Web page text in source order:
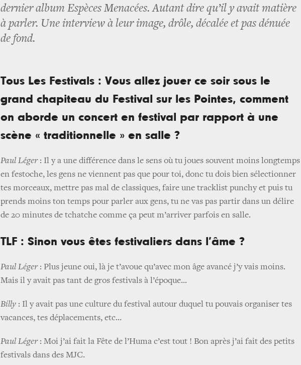
dernier album Espèces Menacées. Autant dire qu’il y avait matière
à parler. Une interview à leur image, drôle, décalée et pas dénuée
de fond.
Tous Les Festivals : Vous allez jouer ce soir sous le
grand chapiteau du Festival sur les Pointes, comment
on aborde un concert en festival par rapport à une
scène « traditionnelle » en salle ?
Paul Léger : Il y a une différence dans le sens où tu joues souvent moins longtemps
en festoche, les gens ne viennent pas que pour toi, donc tu dois bien sélectionner
tes morceaux, mettre pas mal de classiques, faire une tracklist punchy et puis tu
prends moins ton temps pour parler aux gens, tu ne vas pas partir dans un délire
de 20 minutes de tchatche comme ça peut m’arriver parfois en salle.
TLF : Sinon vous êtes festivaliers dans l’âme ?
Paul Léger: Plus jeune oui, là je t’avoue qu’avec mon âge avancé j’y vais moins.
Mais il y avait pas tant de gros festivals à l’époque...
Billy : Il y avait pas une culture du festival autour duquel tu pouvais organiser tes
vacances, tes déplacements, etc…
Paul Léger : Moi j’ai fait la Fête de l’Huma c’est tout ! Bon après j’ai fait des petits
festivals dans des MJC.